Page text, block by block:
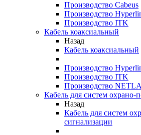
Производство Cabeus
Производство
Производство ITK
Кабель коаксиальный
Назад
Кабель коаксиальный
Производство
Производство ITK
Производство
Кабель для систем охрано-
Назад
Кабель для систем
сигнализации